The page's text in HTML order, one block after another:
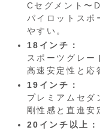
Cセグメント〜
パイロットスポ
やすい。
18インチ：
スポーツグレー
高速安定性と応
19インチ：
プレミアムセダ
剛性感と直進安
20インチ以上：